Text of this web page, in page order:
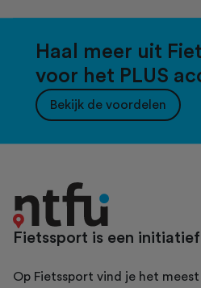
Haal meer uit
voor het PLUS
Bekijk de voordelen
Fietssport is een
Op Fietssport vind je het